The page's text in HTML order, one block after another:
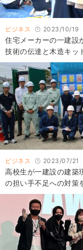
ビジネス 2023/10/19
住宅メーカーの一建設
技術の伝達と木造キッ
ビジネス 2023/07/21
高校生が一建設の建築
の担い手不足への対策